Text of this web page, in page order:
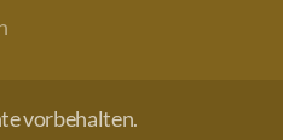
vorbehalten.